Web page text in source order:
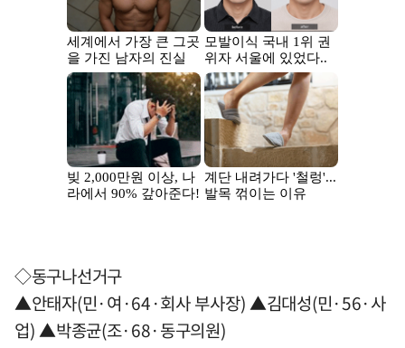
◇동구나선거구
▲안태자(민·여·64·회사 부사장) ▲김대성(민·56·사
업) ▲박종균(조·68·동구의원)